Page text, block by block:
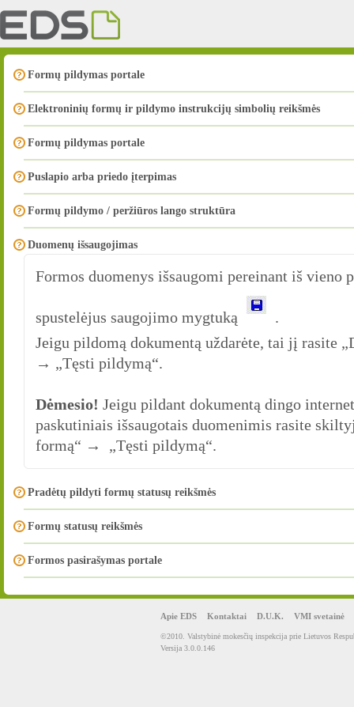
Formų pildymas portale
Elektroninių formų ir pildymo instrukcijų simbolių reikšmės
Formų pildymas portale
Puslapio arba priedo įterpimas
Formų pildymo / peržiūros lango struktūra
Duomenų išsaugojimas
Formos duomenys išsaugomi pereinant iš
spustelėjus saugojimo mygtuką
.
Jeigu pildomą dokumentą uždarėte, tai jį
→ „Tęsti pildymą“.
Dėmesio! Jeigu pildant dokumentą dingo
paskutiniais išsaugotais duomenimis rasite
formą“ → „Tęsti pildymą“.
Pradėtų pildyti formų statusų reikšmės
Formų statusų reikšmės
Formos pasirašymas portale
Apie EDS Kontaktai D.U.K. VMI svetainė
©2010. Valstybinė mokesčių inspekcija prie Lietuvos
Versija 3.0.0.146